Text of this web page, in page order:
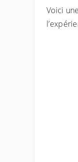
Voici